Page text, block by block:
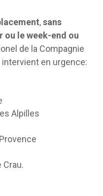
,sans
ou le week-end ou
de la Compagnie
en urgence:
Alpilles
Crau.